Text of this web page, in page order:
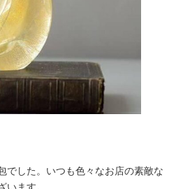
でした。いつも色々なお店の素敵な